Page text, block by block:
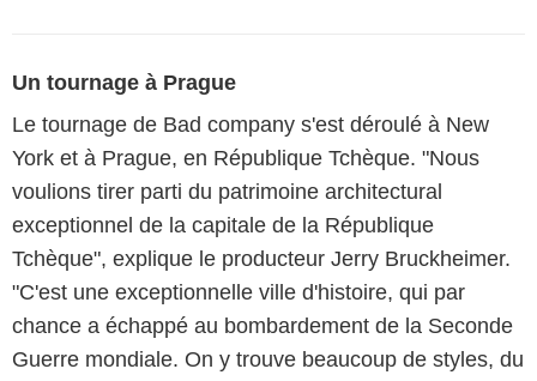
Un tournage à Prague
Le tournage de Bad company s'est déroulé à New
York et à Prague, en République Tchèque. "Nous
voulions tirer parti du patrimoine architectural
exceptionnel de la capitale de la République
Tchèque", explique le producteur Jerry Bruckheimer.
"C'est une exceptionnelle ville d'histoire, qui par
chance a échappé au bombardement de la Seconde
Guerre mondiale. On y trouve beaucoup de styles, du